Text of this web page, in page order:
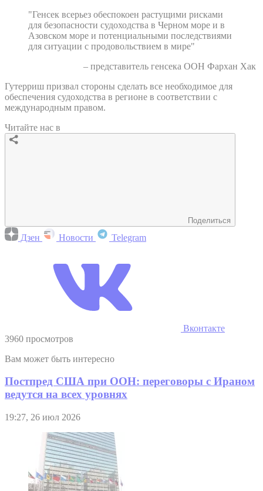
"Генсек всерьез обеспокоен растущими рисками
для безопасности судоходства в Черном море и в
Азовском море и потенциальными последствиями
для ситуации с продовольствием в мире"
– представитель генсека ООН Фархан Хак
Гутерриш призвал стороны сделать все необходимое для
обеспечения судоходства в регионе в соответствии с
международным правом.
Читайте нас в
Поделиться
Дзен Новости Telegram
Вконтакте
3960 просмотров
Вам может быть интересно
Постпред США при ООН: переговоры с Ираном
ведутся на всех уровнях
19:27, 26 июл 2026